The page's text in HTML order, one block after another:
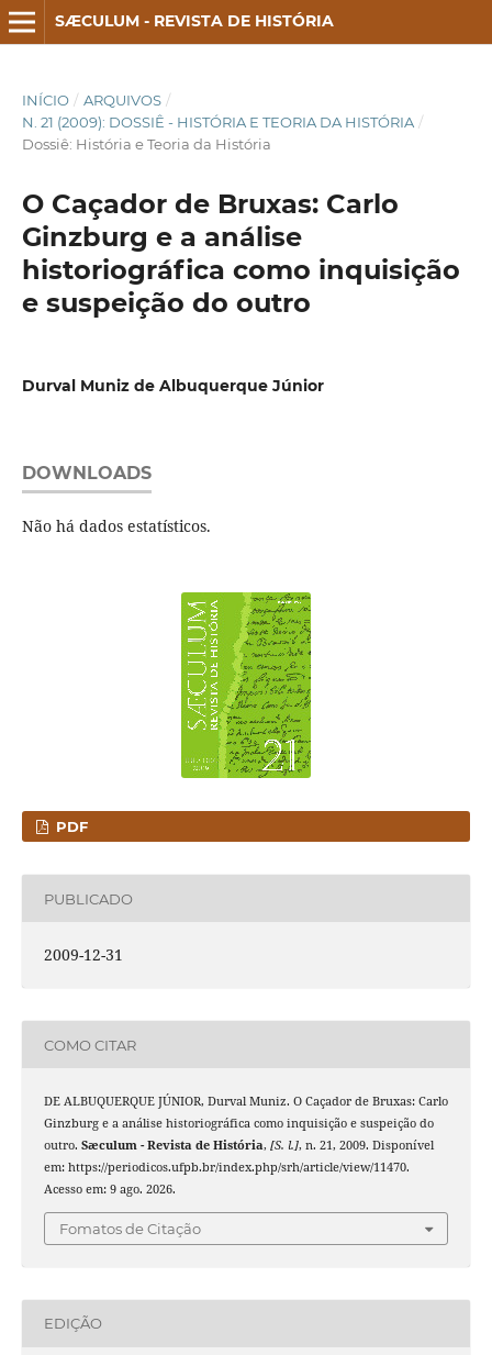
SÆCULUM - REVISTA DE HISTÓRIA
INÍCIO / ARQUIVOS /
N. 21 (2009): DOSSIÊ - HISTÓRIA E TEORIA DA HISTÓRIA /
Dossiê: História e Teoria da História
O Caçador de Bruxas: Carlo
Ginzburg e a análise
historiográfica como inquisição
e suspeição do outro
Durval Muniz de Albuquerque Júnior
DOWNLOADS
Não há dados estatísticos.
PDF
PUBLICADO
2009-12-31
COMO CITAR
DE ALBUQUERQUE JÚNIOR, Durval Muniz. O Caçador de Bruxas: Carlo
Ginzburg e a análise historiográfica como inquisição e suspeição do
outro. Sæculum - Revista de História, [S. l.], n. 21, 2009. Disponível
em: https://periodicos.ufpb.br/index.php/srh/article/view/11470.
Acesso em: 9 ago. 2026.
Fomatos de Citação
EDIÇÃO